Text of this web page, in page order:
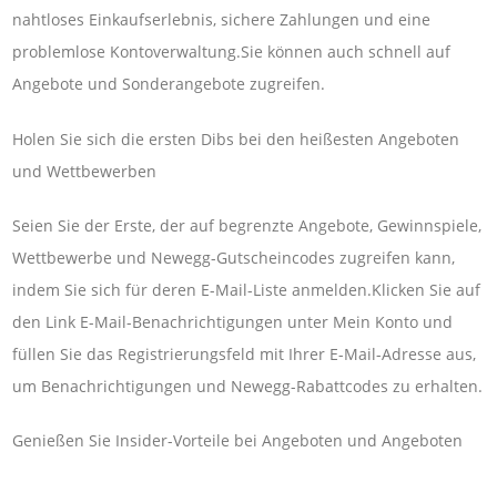
nahtloses Einkaufserlebnis, sichere Zahlungen und eine
problemlose Kontoverwaltung.Sie können auch schnell auf
Angebote und Sonderangebote zugreifen.
Holen Sie sich die ersten Dibs bei den heißesten Angeboten
und Wettbewerben
Seien Sie der Erste, der auf begrenzte Angebote, Gewinnspiele,
Wettbewerbe und Newegg-Gutscheincodes zugreifen kann,
indem Sie sich für deren E-Mail-Liste anmelden.Klicken Sie auf
den Link E-Mail-Benachrichtigungen unter Mein Konto und
füllen Sie das Registrierungsfeld mit Ihrer E-Mail-Adresse aus,
um Benachrichtigungen und Newegg-Rabattcodes zu erhalten.
Genießen Sie Insider-Vorteile bei Angeboten und Angeboten